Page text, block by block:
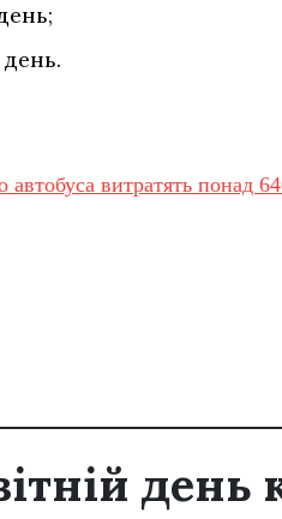
день.
витратять понад
день